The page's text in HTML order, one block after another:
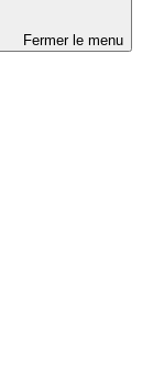
Fermer le menu